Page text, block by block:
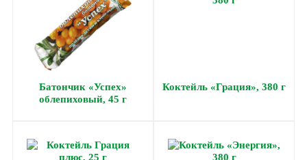
Батончик «Успех»
облепиховый, 45 г
Коктейль «Грация», 380 г